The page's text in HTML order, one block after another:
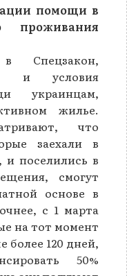
помощи в
проживания
Спецзакон,
и условия
украинцам,
жилье.
что
заехали в
поселились в
смогут
основе в
с 1 марта
на тот момент
более 120 дней,
50%